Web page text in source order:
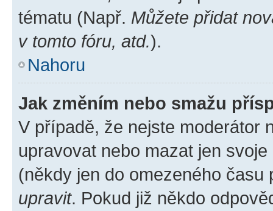
tématu (Např. Můžete přidat
v tomto fóru, atd.).
Nahoru
Jak změním nebo smažu
V případě, že nejste moderátor
upravovat nebo mazat jen
(někdy jen do omezeného
upravit. Pokud již někdo